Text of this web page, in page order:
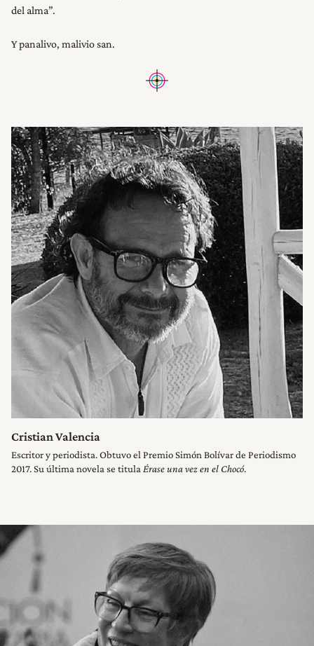
del alma”.
Y panalivo, malivio san.
Cristian Valencia
Escritor y periodista. Obtuvo el Premio Simón Bolívar de Periodismo
2017. Su última novela se titula Érase una vez en el Chocó.